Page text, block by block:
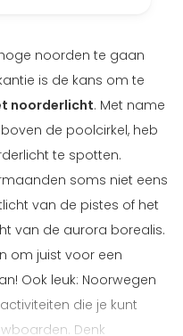
noorden te gaan
is de kans om te
noorderlicht. Met name
de poolcirkel, heb
te spotten.
soms niet eens
van de pistes of het
van de aurora borealis.
om juist voor een
Ook leuk: Noorwegen
die je kunt
Denk